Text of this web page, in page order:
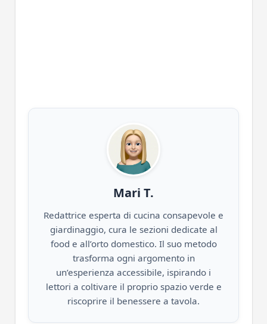
Mari T.
Redattrice esperta di cucina consapevole e
giardinaggio, cura le sezioni dedicate al
food e all’orto domestico. Il suo metodo
trasforma ogni argomento in
un’esperienza accessibile, ispirando i
lettori a coltivare il proprio spazio verde e
riscoprire il benessere a tavola.